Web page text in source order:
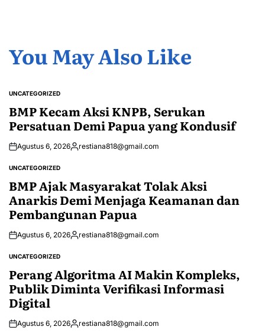
You May Also Like
POSTED
UNCATEGORIZED
BMP Kecam Aksi KNPB, Serukan
Persatuan Demi Papua yang Kondusif
Agustus 6, 2026Posted
restiana818@gmail.com
POSTED
UNCATEGORIZED
BMP Ajak Masyarakat Tolak Aksi
Anarkis Demi Menjaga Keamanan dan
Pembangunan Papua
Agustus 6, 2026Posted
restiana818@gmail.com
POSTED
UNCATEGORIZED
Perang Algoritma AI Makin Kompleks,
Publik Diminta Verifikasi Informasi
Digital
Agustus 6, 2026Posted
restiana818@gmail.com